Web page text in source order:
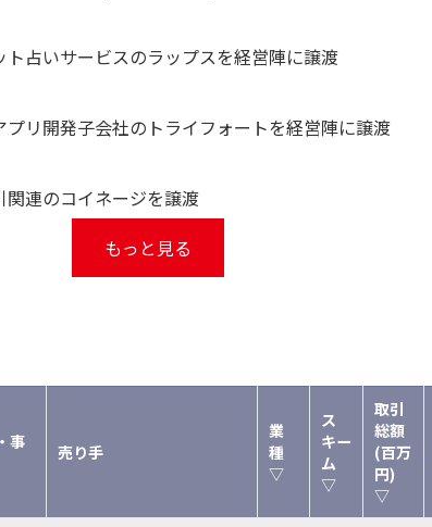
占いサービスのラップスを経営陣に譲渡
リ開発子会社のトライフォートを経営陣に譲渡
連のコイネージを譲渡
もっと見る
事
売り手
業
種
▽
ス
キー
ム
▽
取引
総額
(百万
円)
▽